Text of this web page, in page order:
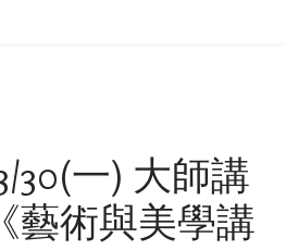
30(一) 大師講
藝術與美學講